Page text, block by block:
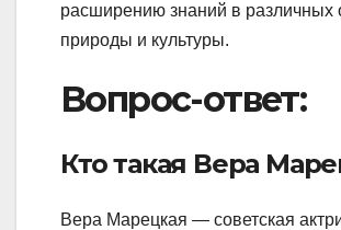
расширению знаний в различных
природы и культуры.
Вопрос-ответ:
Кто такая Вера
Вера Марецкая — советская